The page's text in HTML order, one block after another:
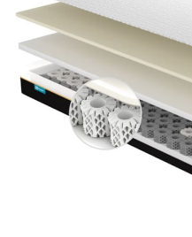
Sledujte nás